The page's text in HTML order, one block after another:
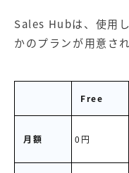
Sales Hubは、使用
かのプランが用意さ
Free
月額 0円